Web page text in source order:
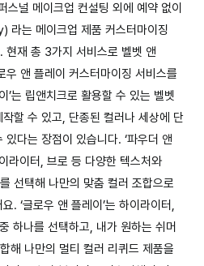
스널 메이크업 컨설팅 외에 예약 없이
라는 메이크업 제품 커스터마이징
현재 총 3가지 서비스로 벨벳 앤
앤 플레이 커스터마이징 서비스를
’는 립앤치크로 활용할 수 있는 벨벳
할 수 있고, 단종된 컬러나 세상에 단
다는 장점이 있습니다. ‘파우더 앤
라이터, 브로 등 다양한 텍스처와
선택해 나만의 맞춤 컬러 조합으로
. ‘글로우 앤 플레이’는 하이라이터,
하나를 선택하고, 내가 원하는 쉬머
해 나만의 멀티 컬러 리퀴드 제품을